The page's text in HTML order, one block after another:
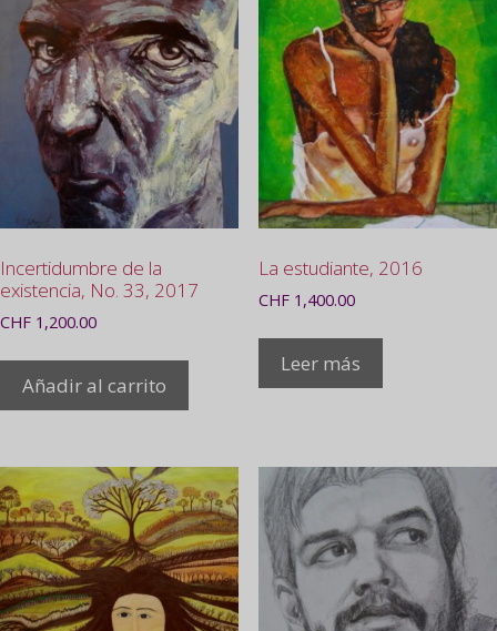
Incertidumbre de la
existencia, No. 33, 2017
CHF 1,200.00
Añadir al carrito
La estudiante, 2016
CHF1,400.00
Leer más